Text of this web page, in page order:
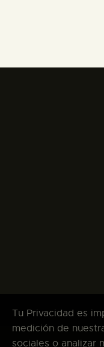
Tu Privacidad es
medición de
sociales o analizar